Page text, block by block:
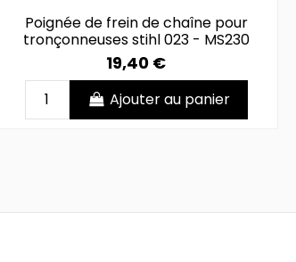
Poignée de frein de chaîne pour
tronçonneuses stihl 023 - MS230
19,40 €
Ajouter au panier